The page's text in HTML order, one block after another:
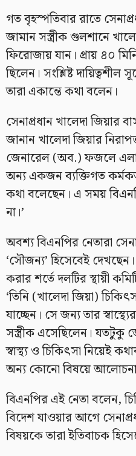
গত বৃহস্পতিবার রাতে
জামান সস্ত্রীক গুলশানে
ফিরোজায় যান। প্রায় ৪০
ছিলেন। সংশ্লিষ্ট
তারা একান্তে কথা বলেন।
সেনাপ্রধান খালেদা জিয়ার
জানান খালেদা জিয়ার
জেনারেল (অব.) ফজলে
অন্য একজন ব্যক্তিগত
কথা বলেছেন। এ সময়
না।’
অবশ্য বিএনপির নেতারা
‘সৌজন্য’ হিসেবেই
করার শর্তে দলটির স্থায়ী
‘তিনি (খালেদা জিয়া)
যাচ্ছেন। সে জন্য তার
সস্ত্রীক এসেছিলেন। যতটুকু
স্বাস্থ্য ও চিকিৎসা নিয়েই
অন্য কোনো বিষয়ে আলোচনা
বিএনপির এই নেতা বলেন,
বিদেশ যাওয়ার আগে
বিষয়কে তারা ইতিবাচক